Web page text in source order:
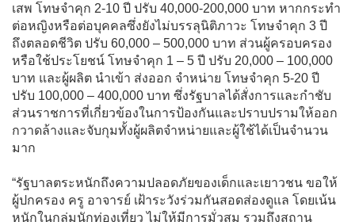
เสพ โทษจำคุก 2-10 ปี ปรับ 40,000-200,000 บาท หากกระทำ
ต่อหญิงหรือต่อบุคคลซึ่งยังไม่บรรลุนิติภาวะ โทษจำคุก 3 ปี
ถึงตลอดชีวิต ปรับ 60,000 – 500,000 บาท ส่วนผู้ครอบครอง
หรือใช้ประโยชน์ โทษจำคุก 1 – 5 ปี ปรับ 20,000 – 100,000
บาท และผู้ผลิต นำเข้า ส่งออก จำหน่าย โทษจำคุก 5-20 ปี
ปรับ 100,000 – 400,000 บาท ซึ่งรัฐบาลได้สั่งการและกำชับ
ส่วนราชการที่เกี่ยวข้องในการป้องกันและปราบปรามให้ออก
กวาดล้างและจับกุมทั้งผู้ผลิตจำหน่ายและผู้ใช้ได้เป็นจำนวน
มาก
“รัฐบาลตระหนักถึงความปลอดภัยของเด็กและเยาวชน ขอให้
ผู้ปกครอง ครู อาจารย์ เฝ้าระวังร่วมกันสอดส่องดูแล โดยเน้น
หนักในกลุ่มนักท่องเที่ยว ไม่ให้มีการมั่วสุม รวมถึงสถาน